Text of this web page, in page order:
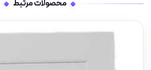
محصولات مرتبط